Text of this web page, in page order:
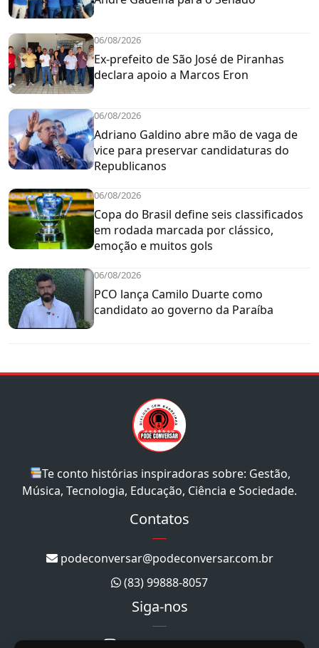
06/08/2026
Ex-prefeito de São José de Piranhas
declara apoio a Marcos Eron
06/08/2026
Adriano Galdino abre mão de vaga de
vice para preservar candidaturas do
Republicanos
06/08/2026
Copa do Brasil define seis classificados
em rodada marcada por clássico,
emoção e muitos gols
06/08/2026
PCO lança Camilo Duarte como
candidato ao governo da Paraíba
Te conto histórias inspiradoras sobre: Gestão,
Música, Tecnologia, Educação, Ciência e Sociedade.
Contatos
podeconversar@podeconversar.com.br
(83) 99888-8057
Siga-nos